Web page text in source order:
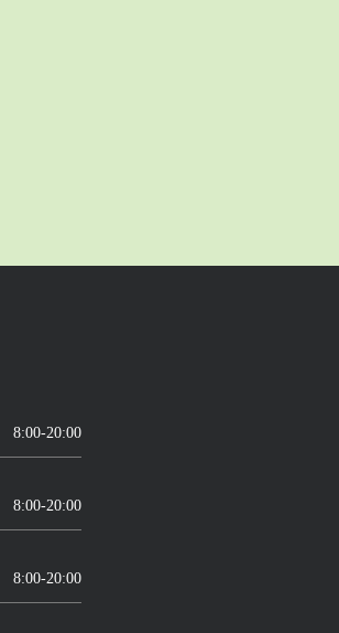
8:00-20:00
8:00-20:00
8:00-20:00